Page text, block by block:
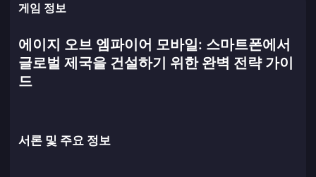
게임 정보
에이지 오브 엠파이어 모바일: 스마트폰에서
글로벌 제국을 건설하기 위한 완벽 전략 가이
드
서론 및 주요 정보